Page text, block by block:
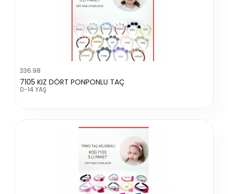
336.98
7105 KIZ DÖRT PONPONLU TAÇ
0-14 YAŞ